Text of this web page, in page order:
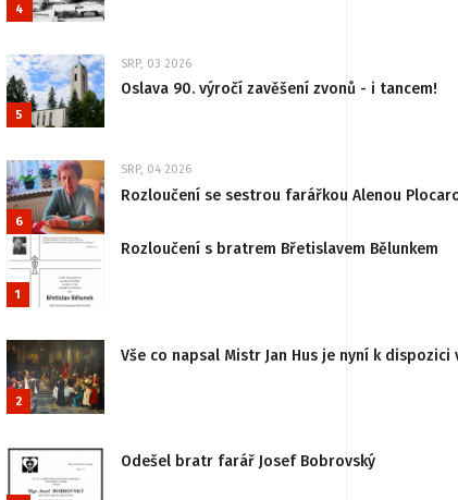
4
5
SRP, 03 2026
Oslava 90. výročí zavěšení zvonů - i tancem!
6
SRP, 04 2026
Rozloučení se sestrou farářkou Alenou
1
Rozloučení s bratrem Břetislavem Bělunkem
2
Vše co napsal Mistr Jan Hus je nyní k
Odešel bratr farář Josef Bobrovský